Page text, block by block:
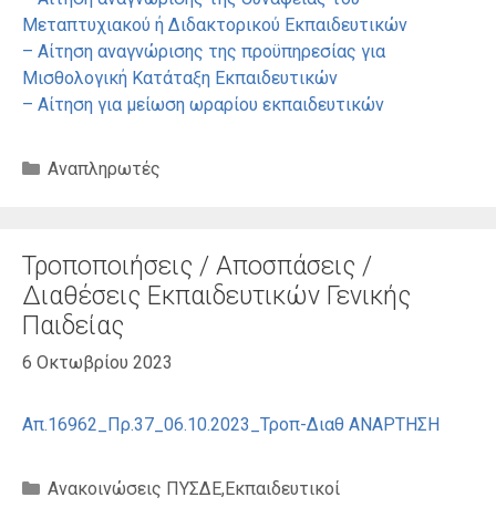
Μεταπτυχιακού ή Διδακτορικού Εκπαιδευτικών
– Αίτηση αναγνώρισης της προϋπηρεσίας για
Μισθολογική Κατάταξη Εκπαιδευτικών
– Αίτηση για μείωση ωραρίου εκπαιδευτικών
Κατηγορίες
Αναπληρωτές
Τροποποιήσεις / Αποσπάσεις /
Διαθέσεις Εκπαιδευτικών Γενικής
Παιδείας
6 Οκτωβρίου 2023
Απ.16962_Πρ.37_06.10.2023_Τροπ-Διαθ ΑΝΑΡΤΗΣΗ
Κατηγορίες
Ανακοινώσεις ΠΥΣΔΕ,Εκπαιδευτικοί